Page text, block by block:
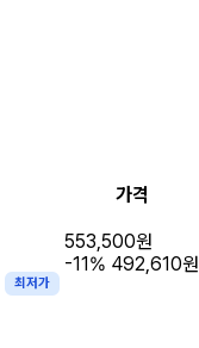
가격
최저가
553,500원
-11% 492,610원